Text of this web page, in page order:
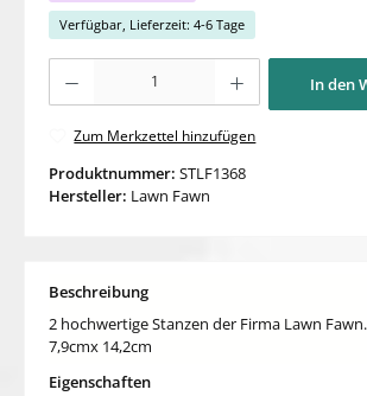
Verfügbar, Lieferzeit: 4-6 Tage
Produkt Anzahl: Gib den gewünschten Wert ein oder
In den
Zum Merkzettel hinzufügen
Produktnummer: STLF1368
Hersteller: Lawn Fawn
Beschreibung
2 hochwertige Stanzen der Firma Lawn
7,9cmx 14,2cm
Eigenschaften